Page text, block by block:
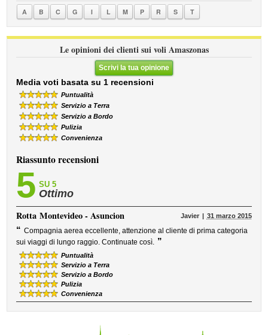
A B C G I L M P R S T
Le opinioni dei clienti sui voli Amaszonas
Scrivi la tua opinione
Media voti basata su 1 recensioni
Puntualità
Servizio a Terra
Servizio a Bordo
Pulizia
Convenienza
Riassunto recensioni
5 SU 5
Ottimo
RottaMontevideo - Asuncion Javier 31 marzo 2015
“ Compagnia aerea eccellente, attenzione al cliente di prima categoria
sui viaggi di lungo raggio. Continuate così. ”
Puntualità
Servizio a Terra
Servizio a Bordo
Pulizia
Convenienza